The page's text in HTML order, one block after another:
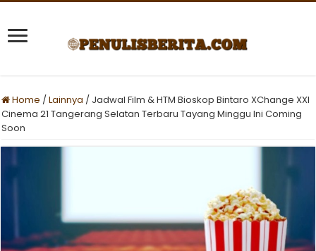
Home /Lainnya / Jadwal Film & HTM Bioskop Bintaro XChange XXI
Cinema 21 Tangerang Selatan Terbaru Tayang Minggu Ini Coming
Soon